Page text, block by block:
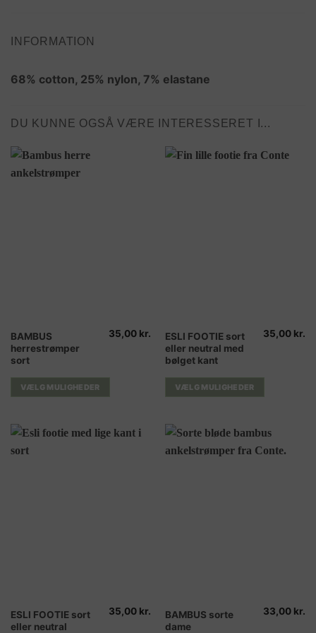
INFORMATION
68% cotton, 25% nylon, 7% elastane
DU KUNNE OGSÅ VÆRE INTERESSERET I...
BAMBUS
herrestrømper
sort
35,00 kr.
VÆLG MULIGHEDER
Dette
vare
har
flere
varianter.
kan
vælges
på
ESLI FOOTIE sort
eller neutral med
bølget kant
35,00 kr.
VÆLG MULIGHEDER
Dette
vare
har
flere
varianter.
kan
vælges
på
ESLI FOOTIE sort
eller neutral
35,00 kr.
Dette
vare
BAMBUS sorte
dame
33,00 kr.
Dette
vare